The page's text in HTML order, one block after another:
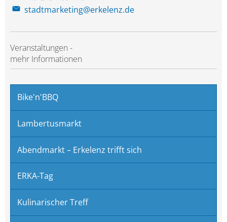
stadtmarketing@erkelenz.de
Veranstaltungen -
mehr Informationen
Bike'n'BBQ
Lambertusmarkt
Abendmarkt – Erkelenz trifft sich
ERKA-Tag
Kulinarischer Treff